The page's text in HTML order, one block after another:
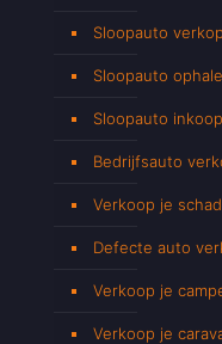
Sloopauto
Sloopauto
Sloopauto inkoop
Bedrijfsauto
Verkoop je
Defecte auto
Verkoop je
Verkoop je